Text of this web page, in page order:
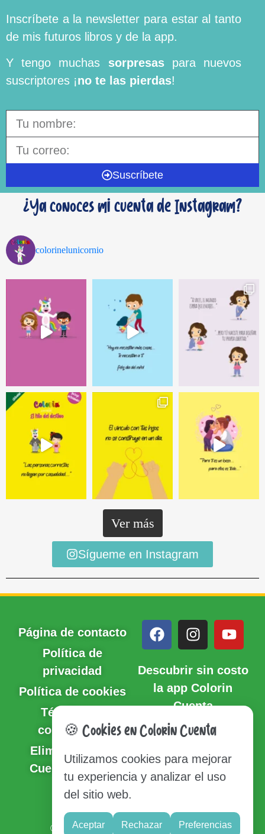
Inscríbete a la newsletter para estar al tanto
de mis futuros libros y de la app.
Y tengo muchas sorpresaspara nuevos
suscriptores ¡no te las pierdas!
Suscríbete
¿Ya conoces mi cuenta de Instagram?
colorinelunicornio
Ver más
Sígueme en Instagram
Página de contacto
Política de
privacidad
Política de cookies
Términos y
condiciones
Eliminación de
Cuenta y Datos
Descubrir sin costo
la app Colorin
Cuenta
© Copyright 2020-2026 Colorin Cuenta
🍪 Cookies en Colorin Cuenta
Utilizamos cookies para mejorar
tu experiencia y analizar el uso
del sitio web.
Aceptar Rechazar Preferencias